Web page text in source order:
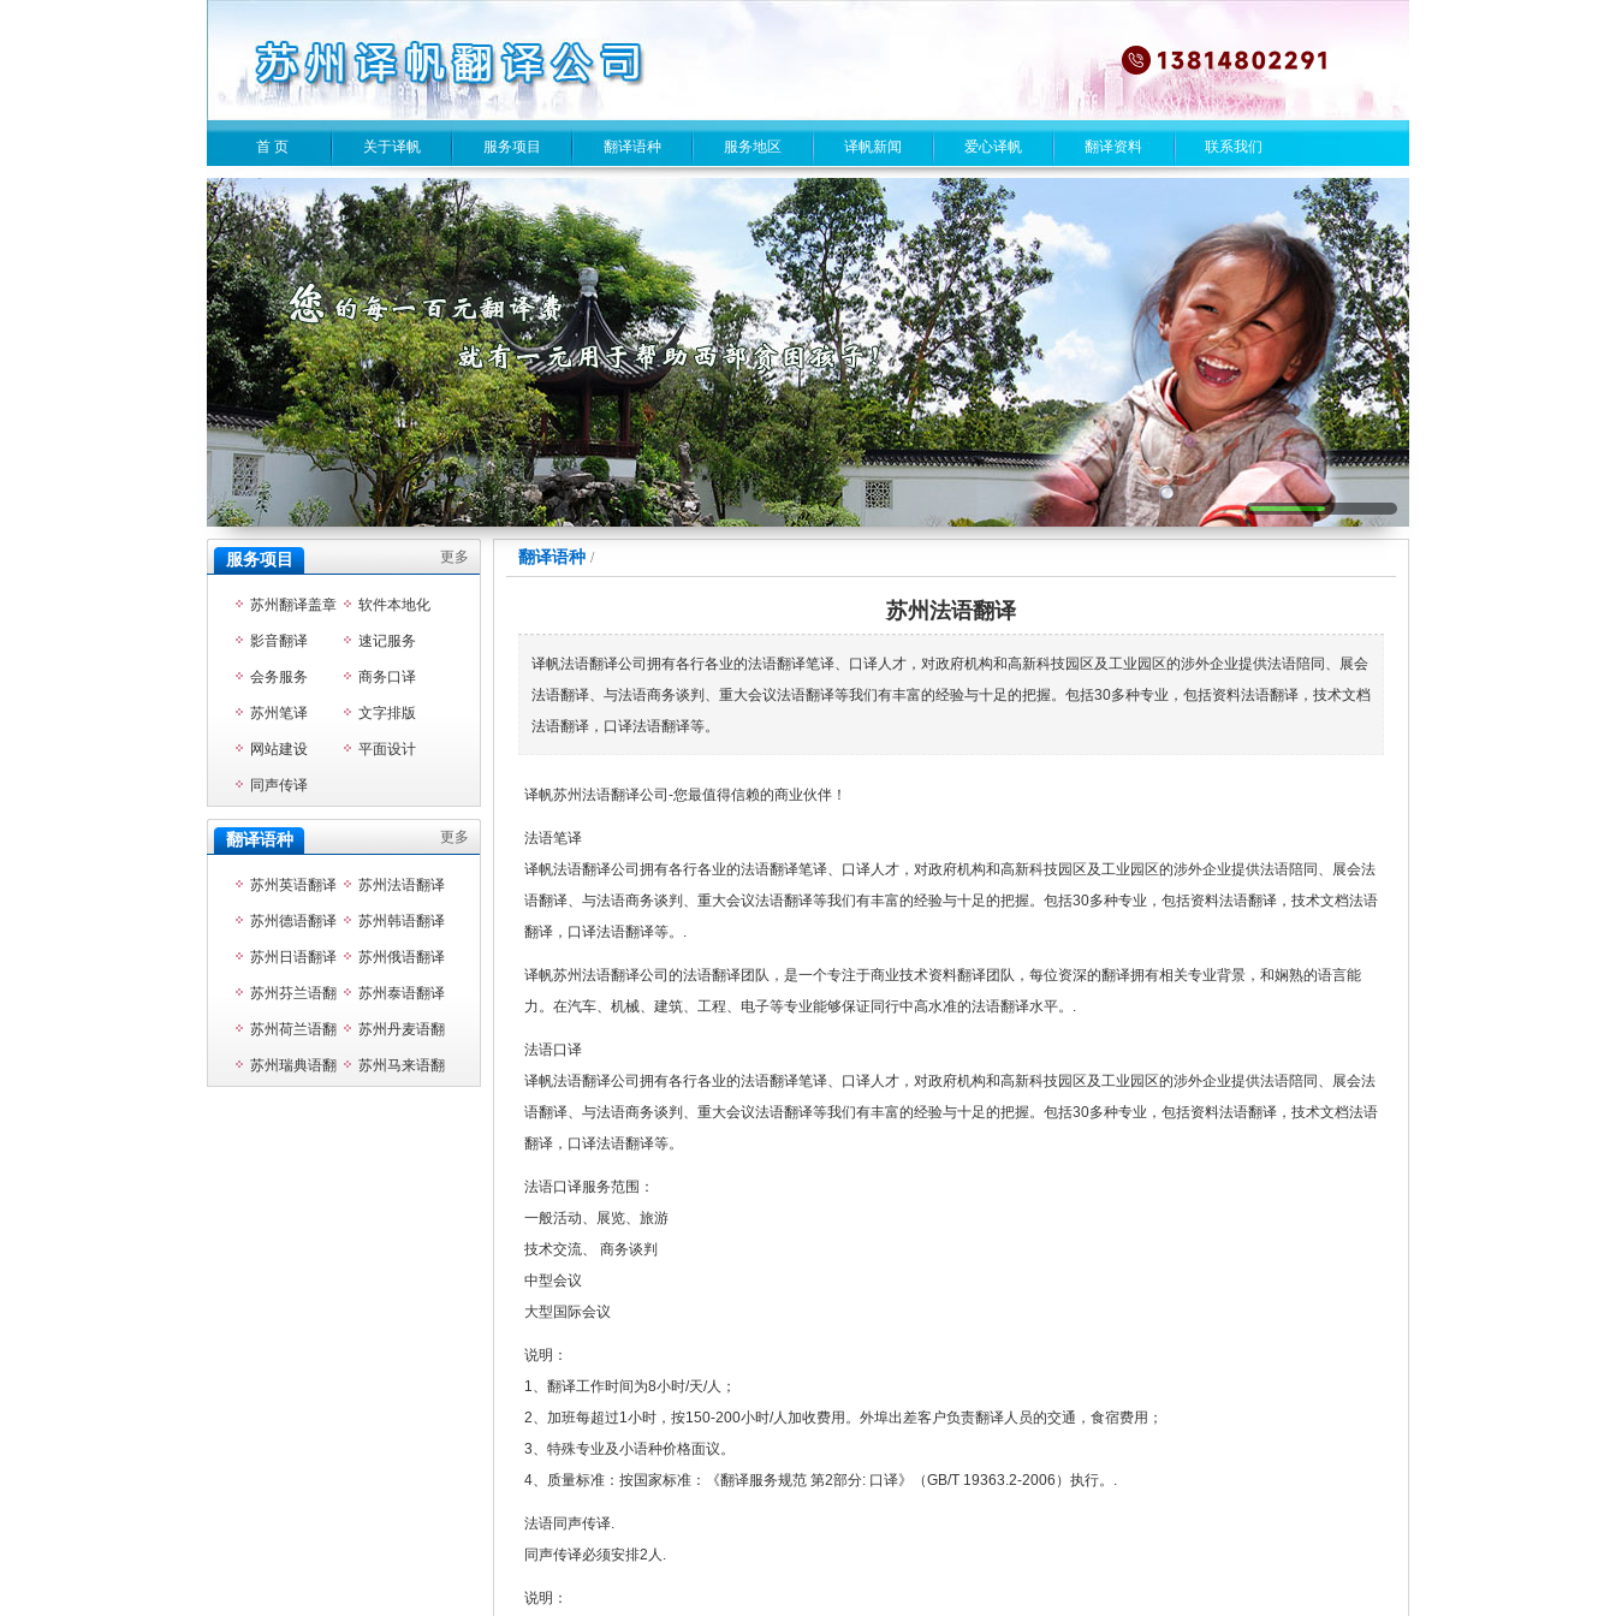
首 页 关于译帆 服务项目 翻译语种 服务地区 译帆新闻 爱心译帆 翻译资料 联系我们
翻译语种 /
苏州法语翻译
译帆法语翻译公司拥有各行各业的法语翻译笔译、口译人才，对政府机构和高新科技园区及工业园区的涉外企业提供法语陪同、展会
法语翻译、与法语商务谈判、重大会议法语翻译等我们有丰富的经验与十足的把握。包括30多种专业，包括资料法语翻译，技术文档
法语翻译，口译法语翻译等。
译帆苏州法语翻译公司-您最值得信赖的商业伙伴！
法语笔译
译帆法语翻译公司拥有各行各业的法语翻译笔译、口译人才，对政府机构和高新科技园区及工业园区的涉外企业提供法语陪同、展会法
语翻译、与法语商务谈判、重大会议法语翻译等我们有丰富的经验与十足的把握。包括30多种专业，包括资料法语翻译，技术文档法语
翻译，口译法语翻译等。.
译帆苏州法语翻译公司的法语翻译团队，是一个专注于商业技术资料翻译团队，每位资深的翻译拥有相关专业背景，和娴熟的语言能
力。在汽车、机械、建筑、工程、电子等专业能够保证同行中高水准的法语翻译水平。.
法语口译
译帆法语翻译公司拥有各行各业的法语翻译笔译、口译人才，对政府机构和高新科技园区及工业园区的涉外企业提供法语陪同、展会法
语翻译、与法语商务谈判、重大会议法语翻译等我们有丰富的经验与十足的把握。包括30多种专业，包括资料法语翻译，技术文档法语
翻译，口译法语翻译等。
法语口译服务范围：
一般活动、展览、旅游
技术交流、 商务谈判
中型会议
大型国际会议
说明：
1、翻译工作时间为8小时/天/人；
2、加班每超过1小时，按150-200小时/人加收费用。外埠出差客户负责翻译人员的交通，食宿费用；
3、特殊专业及小语种价格面议。
4、质量标准：按国家标准：《翻译服务规范 第2部分: 口译》（GB/T 19363.2-2006）执行。.
法语同声传译.
同声传译必须安排2人.
说明：
服务项目 更多
苏州翻译盖章 软件本地化
影音翻译 速记服务
会务服务 商务口译
苏州笔译 文字排版
网站建设 平面设计
同声传译
翻译语种 更多
苏州英语翻译 苏州法语翻译
苏州德语翻译 苏州韩语翻译
苏州日语翻译 苏州俄语翻译
苏州芬兰语翻
译
苏州泰语翻译
苏州荷兰语翻
译
苏州丹麦语翻
译
苏州瑞典语翻 苏州马来语翻